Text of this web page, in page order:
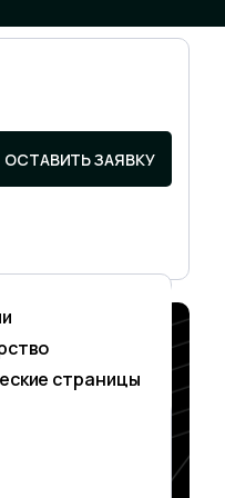
сайтов
страницы
ОСТАВИТЬ ЗАЯВКУ